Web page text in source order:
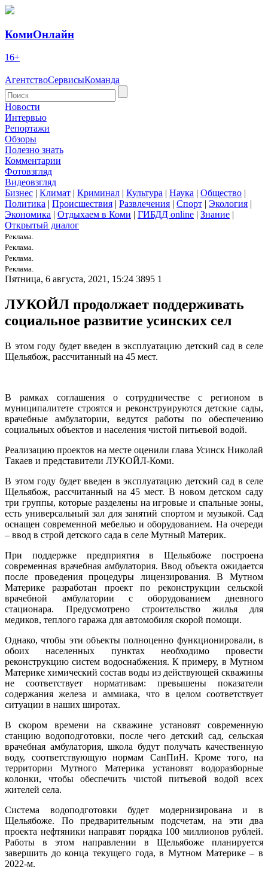
КомиОнлайн
16+
АгентствоСервисыКоманда
Новости
Интервью
Репортажи
Обзоры
Полезно знать
Комментарии
Фотовзгляд
Видеовзгляд
Бизнес | Климат | Криминал | Культура | Наука | Общество |
Политика | Происшествия | Развлечения | Спорт | Экология |
Экономика | Отдыхаем в Коми | ГИБДД online | Знание |
Открытый диалог
Реклама.
Реклама.
Реклама.
Реклама.
Пятница, 6 августа, 2021, 15:24 3895 1
ЛУКОЙЛ продолжает поддерживать
социальное развитие усинских сел
В этом году будет введен в эксплуатацию детский сад в селе
Щельябож, рассчитанный на 45 мест.
В рамках соглашения о сотрудничестве с регионом в
муниципалитете строятся и реконструируются детские сады,
врачебные амбулатории, ведутся работы по обеспечению
социальных объектов и населения чистой питьевой водой.
Реализацию проектов на месте оценили глава Усинск Николай
Такаев и представители ЛУКОЙЛ-Коми.
В этом году будет введен в эксплуатацию детский сад в селе
Щельябож, рассчитанный на 45 мест. В новом детском саду
три группы, которые разделены на игровые и спальные зоны,
есть универсальный зал для занятий спортом и музыкой. Сад
оснащен современной мебелью и оборудованием. На очереди
– ввод в строй детского сада в селе Мутный Материк.
При поддержке предприятия
в Щельябоже построена
современная врачебная амбулатория. Ввод объекта ожидается
после проведения процедуры лицензирования. В Мутном
Материке разработан проект по реконструкции сельской
врачебной амбулатории с оборудованием дневного
стационара. Предусмотрено строительство жилья для
медиков, теплого гаража для автомобиля скорой помощи.
Однако, чтобы эти объекты полноценно функционировали, в
обоих населенных пунктах необходимо провести
реконструкцию систем водоснабжения. К примеру, в Мутном
Материке химический состав воды из действующей скважины
не соответствует нормативам: превышены показатели
содержания железа и аммиака, что в целом соответствует
ситуации в наших широтах.
В скором времени на скважине установят современную
станцию водоподготовки, после чего детский сад, сельская
врачебная амбулатория, школа будут получать качественную
воду, соответствующую нормам СанПиН. Кроме того, на
территории Мутного Материка установят водоразборные
колонки, чтобы обеспечить чистой питьевой водой всех
жителей села.
Система водоподготовки будет модернизирована и в
Щельябоже. По предварительным подсчетам, на эти два
проекта нефтяники направят порядка 100 миллионов рублей.
Работы в этом направлении в Щельябоже планируется
завершить до конца текущего года, в Мутном Материке – в
2022-м.